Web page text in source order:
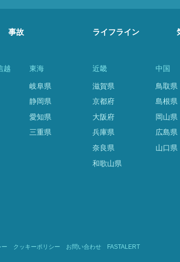
事故 ライフライン
越 東海
岐阜県
静岡県
愛知県
三重県
近畿
滋賀県
京都府
大阪府
兵庫県
奈良県
和歌山県
中国
鳥取県
島根県
岡山県
広島県
山口県
ー クッキーポリシー お問い合わせ FASTALERT